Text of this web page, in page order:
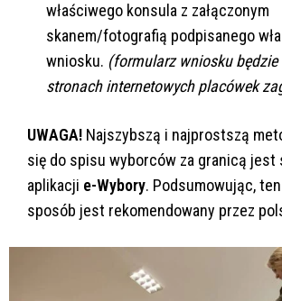
właściwego konsula z załączonym
skanem/fotografią podpisanego
wniosku. (formularz wniosku będzie
stronach internetowych placówek
UWAGA! Najszybszą i najprostszą
się do spisu wyborców za granicą jest
aplikacji e-Wybory. Podsumowując, ten
sposób jest rekomendowany przez